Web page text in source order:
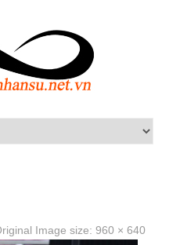
Image size: 960 × 640